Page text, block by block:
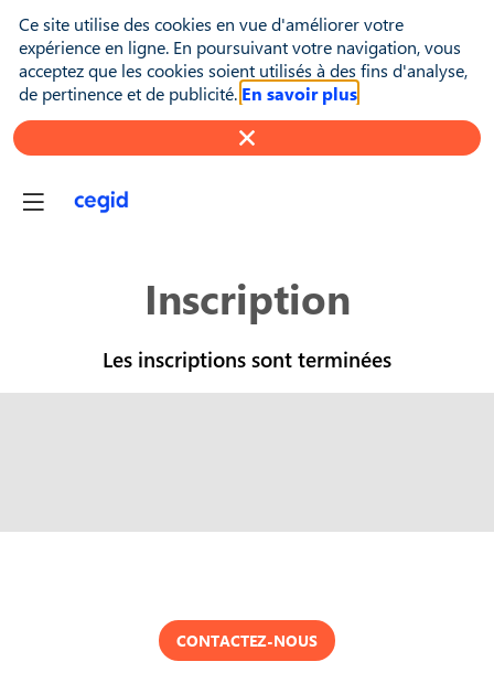
Inscription
Les inscriptions sont terminées
CONTACTEZ-NOUS
Ce site utilise des cookies en vue d'améliorer votre
expérience en ligne. En poursuivant votre navigation, vous
acceptez que les cookies soient utilisés à des fins d'analyse,
de pertinence et de publicité. En savoir plus